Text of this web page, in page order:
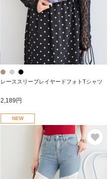
レーススリーブレイヤードフォトTシャツ
2,189円
NEW